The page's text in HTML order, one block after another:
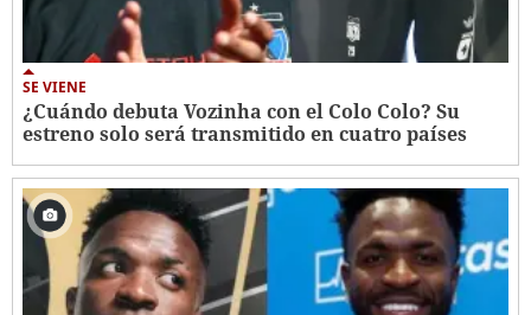
SE VIENE
¿Cuándo debuta Vozinha con el Colo Colo? Su
estreno solo será transmitido en cuatro países